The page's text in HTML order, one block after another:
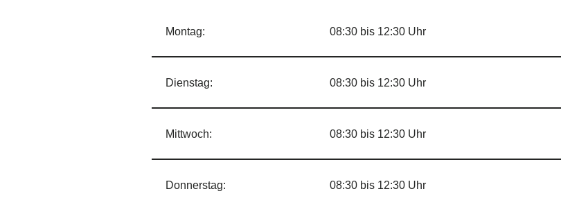
Montag: 08:30 bis 12:30 Uhr
Dienstag: 08:30 bis 12:30 Uhr
Mittwoch: 08:30 bis 12:30 Uhr
Donnerstag: 08:30 bis 12:30 Uhr